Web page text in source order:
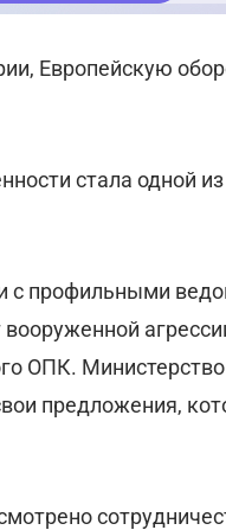
Европейскую
стала одной из
с профильными
ОПК.
предложения,